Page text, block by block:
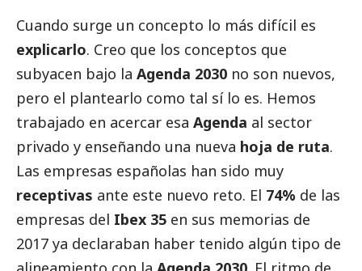
Cuando surge un concepto lo más difícil es
explicarlo. Creo que los conceptos que
subyacen bajo la Agenda 2030 no son nuevos,
pero el plantearlo como tal sí lo es. Hemos
trabajado en acercar esa Agenda al sector
privado y enseñando una nueva hoja de ruta.
Las empresas españolas han sido muy
receptivas ante este nuevo reto. El 74% de las
empresas del Ibex 35 en sus memorias de
2017 ya declaraban haber tenido algún tipo de